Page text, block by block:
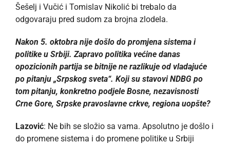
Šešelj i Vučić i Tomislav Nikolić bi trebalo da
odgovaraju pred sudom za brojna zlodela.
Nakon 5. oktobra nije došlo do promjena sistema i
politike u Srbiji. Zapravo politika većine danas
opozicionih partija se bitnije ne razlikuje od vladajuće
po pitanju „Srpskog sveta“. Koji su stavovi NDBG po
tom pitanju, konkretno podjele Bosne, nezavisnosti
Crne Gore, Srpske pravoslavne crkve, regiona uopšte?
Lazović: Ne bih se složio sa vama. Apsolutno je došlo i
do promene sistema i do promene politike u Srbiji